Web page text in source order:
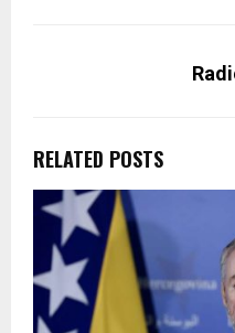
RELATED POSTS